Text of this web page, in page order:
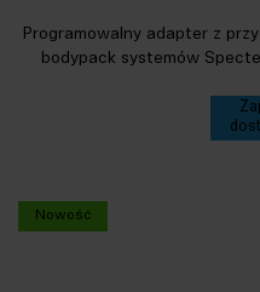
Programowalny adapter z
bodypack systemów
Nowość